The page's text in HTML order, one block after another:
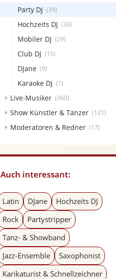
Party DJ (39)
Hochzeits DJ (36)
Mobiler DJ (29)
Club DJ (10)
DJane (9)
Karaoke DJ (1)
Live-Musiker (460)
Show Künstler & Tänzer (121)
Moderatoren & Redner (17)
Auch interessant:
Latin DJane
Hochzeits DJ
Rock
Partystripper
Tanz- & Showband
Jazz-Ensemble
Saxophonist
Karikaturist & Schnellzeichner